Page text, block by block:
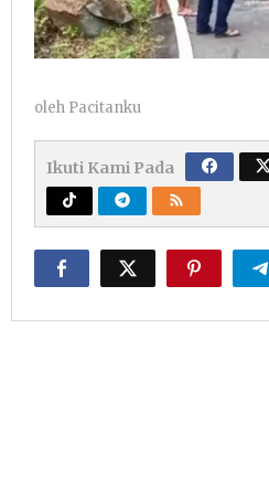
oleh Pacitanku
Ikuti Kami Pada